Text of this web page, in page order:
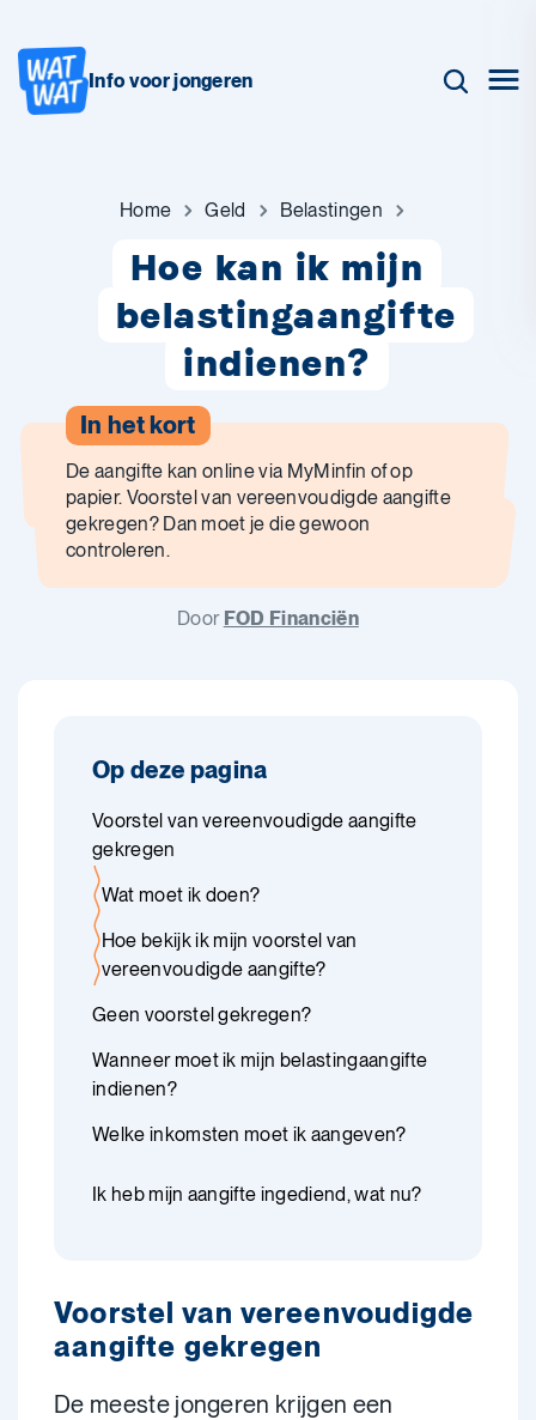
Info voor jongeren
Home Geld Belastingen
Hoe kan ik mijn
belastingaangifte
indienen?
In het kort
De aangifte kan online via MyMinfin of op
papier. Voorstel van vereenvoudigde aangifte
gekregen? Dan moet je die gewoon
controleren.
Door FOD Financiën
Op deze pagina
Voorstel van vereenvoudigde aangifte
gekregen
Wat moet ik doen?
Hoe bekijk ik mijn voorstel van
vereenvoudigde aangifte?
Geen voorstel gekregen?
Wanneer moet ik mijn belastingaangifte
indienen?
Welke inkomsten moet ik aangeven?
Ik heb mijn aangifte ingediend, wat nu?
Voorstel van vereenvoudigde
aangifte gekregen
De meeste jongeren krijgen een